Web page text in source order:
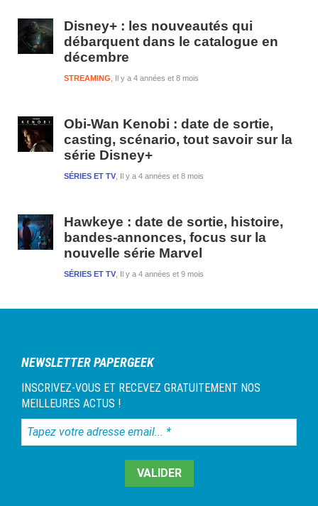
Disney+ : les nouveautés qui
débarquent dans le catalogue en
décembre
Il y a 4 années et 8 mois
STREAMING
Obi-Wan Kenobi : date de sortie,
casting, scénario, tout savoir sur la
série Disney+
Il y a 4 années et 8 mois
SÉRIES ET TV
Hawkeye : date de sortie, histoire,
bandes-annonces, focus sur la
nouvelle série Marvel
Il y a 4 années et 9 mois
SÉRIES ET TV
NEWSLETTER PAPERGEEK
INSCRIVEZ-VOUS ET RECEVEZ GRATUITEMENT NOS
MEILLEURES ACTUS !
Tapez
votre